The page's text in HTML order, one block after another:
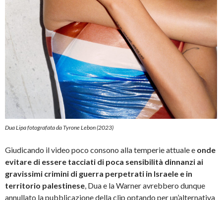
Dua Lipa fotografata da Tyrone Lebon (2023)
Giudicando il video poco consono alla temperie attuale e onde
evitare di essere tacciati di poca sensibilità dinnanzi ai
gravissimi crimini di guerra perpetrati in Israele e in
territorio palestinese, Dua e la Warner avrebbero dunque
annullato la pubblicazione della clip optando per un’alternativa